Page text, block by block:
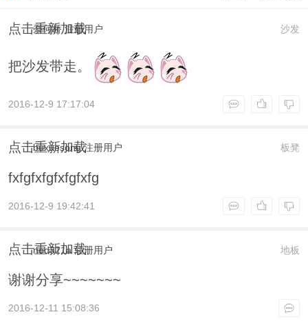
点击重新加载 沙发
奈何桥 注册用户
把沙发带走。
2016-12-9 17:17:04
点击重新加载 板凳
buxuesong 注册用户
fxfgfxfgfxfgfxfg
2016-12-9 19:42:41
点击重新加载 地板
nod321a 注册用户
谢谢分享~~~~~~~
2016-12-11 15:08:36